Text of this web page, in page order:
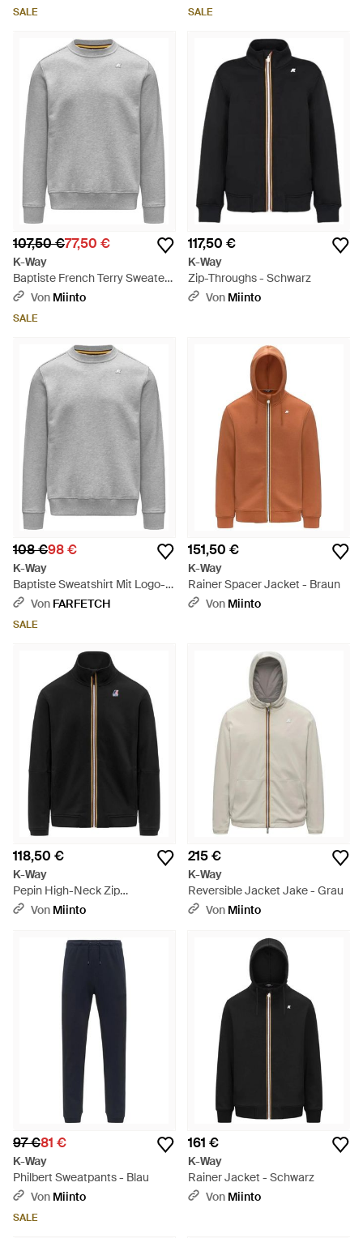
SALE SALE
107,50 €77,50 €
K-Way
Baptiste French Terry Sweater
- Grau
Von Miinto
SALE
117,50 €
K-Way
Zip-Throughs - Schwarz
Von Miinto
108 €98 €
K-Way
Baptiste Sweatshirt Mit Logo-
Patch - Grau
Von FARFETCH
SALE
151,50 €
K-Way
Rainer Spacer Jacket - Braun
Von Miinto
118,50 €
K-Way
Pepin High-Neck Zip
Sweatshirt - Schwarz
Von Miinto
215 €
K-Way
Reversible Jacket Jake - Grau
Von Miinto
97 €81 €
K-Way
Philbert Sweatpants - Blau
Von Miinto
SALE
161 €
K-Way
Rainer Jacket - Schwarz
Von Miinto